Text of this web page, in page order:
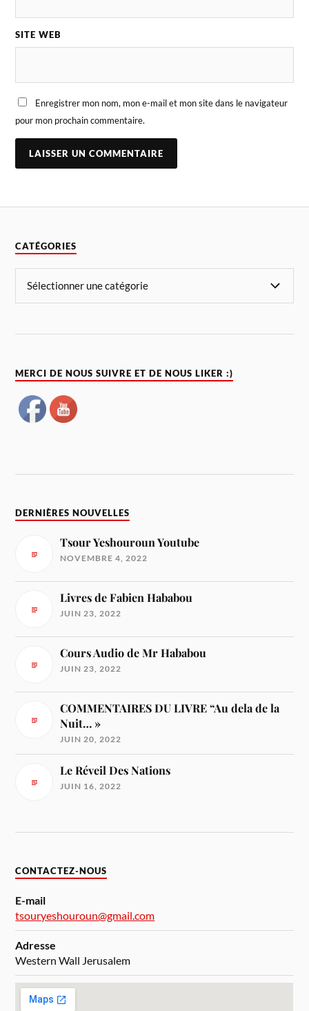
SITE WEB
Enregistrer mon nom, mon e-mail et mon site dans le navigateur
pour mon prochain commentaire.
CATÉGORIES
MERCI DE NOUS SUIVRE ET DE NOUS LIKER :)
DERNIÈRES NOUVELLES
Tsour Yeshouroun Youtube
NOVEMBRE 4, 2022
Livres de Fabien Hababou
JUIN 23, 2022
Cours Audio de Mr Hababou
JUIN 23, 2022
COMMENTAIRES DU LIVRE “Au dela de la
Nuit… »
JUIN 20, 2022
Le Réveil Des Nations
JUIN 16, 2022
CONTACTEZ-NOUS
E-mail
tsouryeshouroun@gmail.com
Adresse
Western Wall Jerusalem